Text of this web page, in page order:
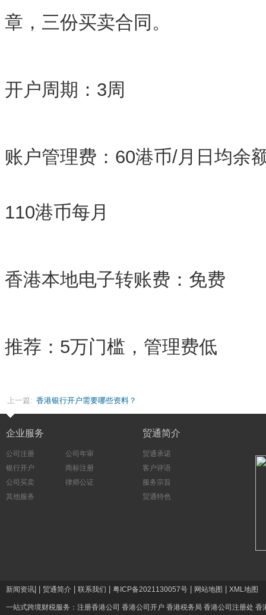
章，三份买卖合同。
开户周期：3周
账户管理费：60港币/月日均余
110港币每月
香港本地电子转账费：免费
推荐：5万门槛，管理费低
上一篇: 香港银行开户需要哪些资料？
企业服务
公司注册
公司年审
银行开户
商标注册
公司买卖
律师公证
其他服务
贸通简介
贸通承诺
客户评语
服务宗旨
贸通特色
新闻资讯 贸通简介 联系我们 粤ICP备2021130057号 网站地图 XML地图
一站式跨境财税服务： 注册香港公司 香港公司开户 香港税务局 香港公司注册处 香